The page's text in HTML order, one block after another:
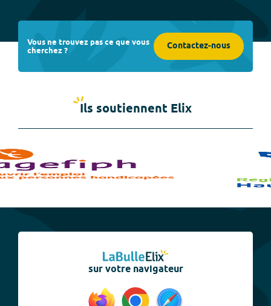
Vous ne trouvez pas ce que vous
cherchez ? Contactez-nous
Ils soutiennent Elix
sur votre navigateur